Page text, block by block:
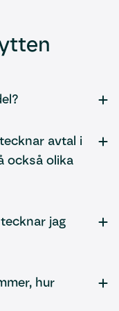
det vid t.ex.
elhandlaren
avtal i
också olika
olika priser.
jag
är det viktigt att
identitet när du
hur